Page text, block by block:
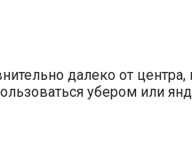
далеко от
убером или